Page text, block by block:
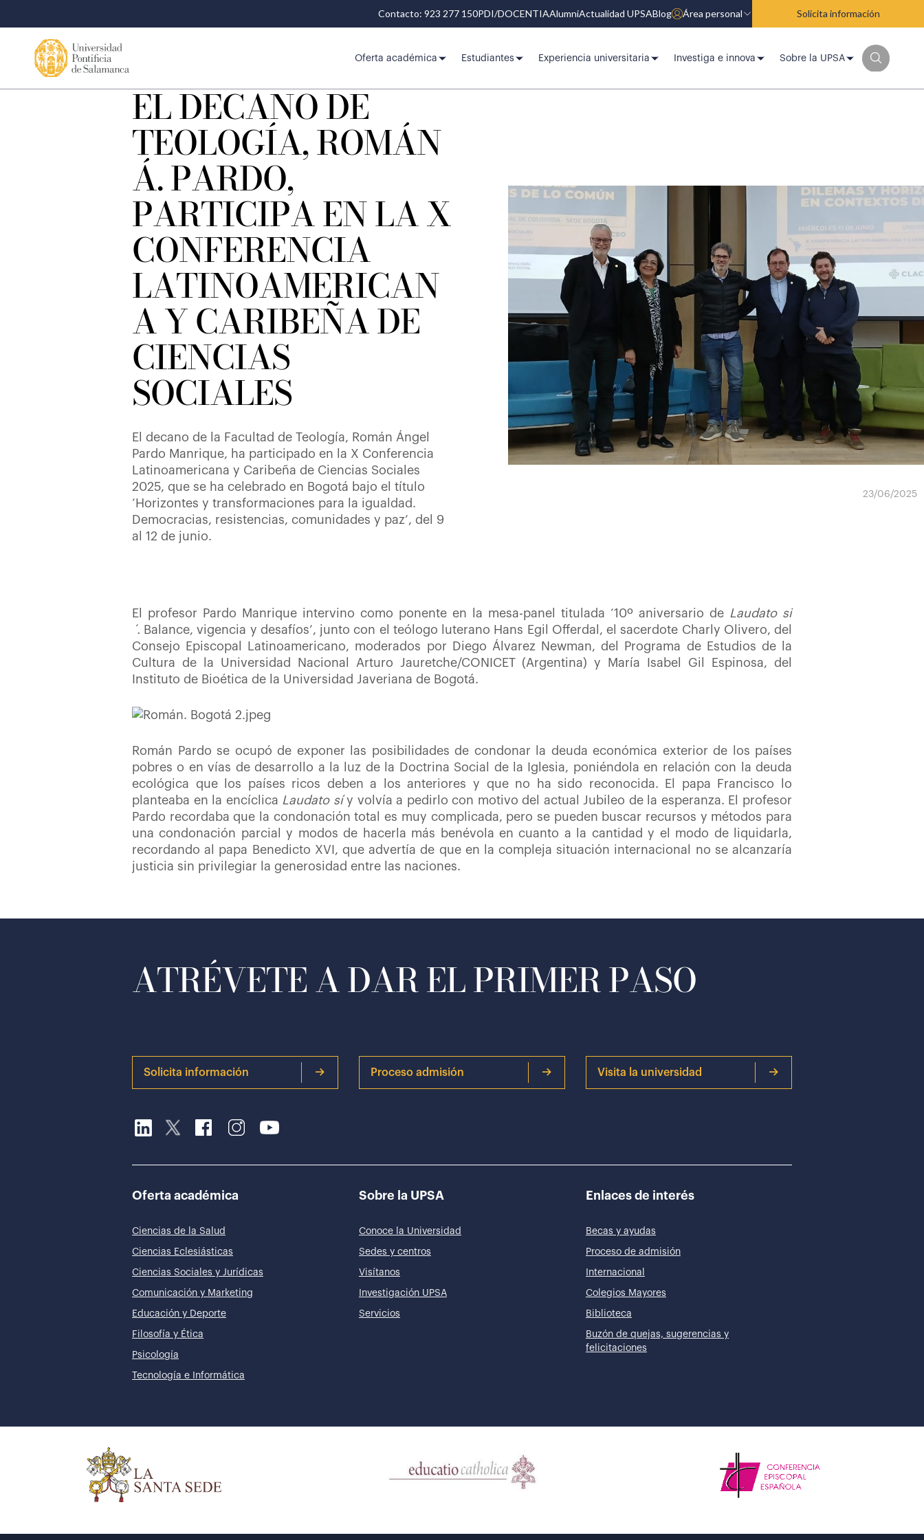
Contacto: 923 277 150PDI/DOCENTIAAlumniActualidad UPSABlog Área personal Solicita información
Oferta académica Estudiantes Experiencia universitaria Investiga e innova Sobre la UPSA
EL DECANO DE
TEOLOGÍA, ROMÁN
Á. PARDO,
PARTICIPA EN LA X
CONFERENCIA
LATINOAMERICAN
A Y CARIBEÑA DE
CIENCIAS
SOCIALES
El decano de la Facultad de Teología, Román Ángel
Pardo Manrique, ha participado en la X Conferencia
Latinoamericana y Caribeña de Ciencias Sociales
2025, que se ha celebrado en Bogotá bajo el título
‘Horizontes y transformaciones para la igualdad.
Democracias, resistencias, comunidades y paz’, del 9
al 12 de junio.
23/06/2025
El profesor Pardo Manrique intervino como ponente en la mesa-panel titulada ‘10º aniversario de Laudato si
´. Balance, vigencia y desafíos’, junto con el teólogo luterano Hans Egil Offerdal, el sacerdote Charly Olivero, del
Consejo Episcopal Latinoamericano, moderados por Diego Álvarez Newman, del Programa de Estudios de la
Cultura de la Universidad Nacional Arturo Jauretche/CONICET (Argentina) y María Isabel Gil Espinosa, del
Instituto de Bioética de la Universidad Javeriana de Bogotá.
Román Pardo se ocupó de exponer las posibilidades de condonar la deuda económica exterior de los países
pobres o en vías de desarrollo a la luz de la Doctrina Social de la Iglesia, poniéndola en relación con la deuda
ecológica que los países ricos deben a los anteriores y que no ha sido reconocida. El papa Francisco lo
planteaba en la encíclica Laudato síy volvía a pedirlo con motivo del actual Jubileo de la esperanza. El profesor
Pardo recordaba que la condonación total es muy complicada, pero se pueden buscar recursos y métodos para
una condonación parcial y modos de hacerla más benévola en cuanto a la cantidad y el modo de liquidarla,
recordando al papa Benedicto XVI, que advertía de que en la compleja situación internacional no se alcanzaría
justicia sin privilegiar la generosidad entre las naciones.
ATRÉVETE A DAR EL PRIMER PASO
Solicita información Proceso admisión Visita la universidad
Oferta académica
Ciencias de la Salud
Ciencias Eclesiásticas
Ciencias Sociales y Jurídicas
Comunicación y Marketing
Educación y Deporte
Filosofía y Ética
Psicología
Tecnología e Informática
Sobre la UPSA
Conoce la Universidad
Sedes y centros
Visítanos
Investigación UPSA
Servicios
Enlaces de interés
Becas y ayudas
Proceso de admisión
Internacional
Colegios Mayores
Biblioteca
Buzón de quejas, sugerencias y
felicitaciones